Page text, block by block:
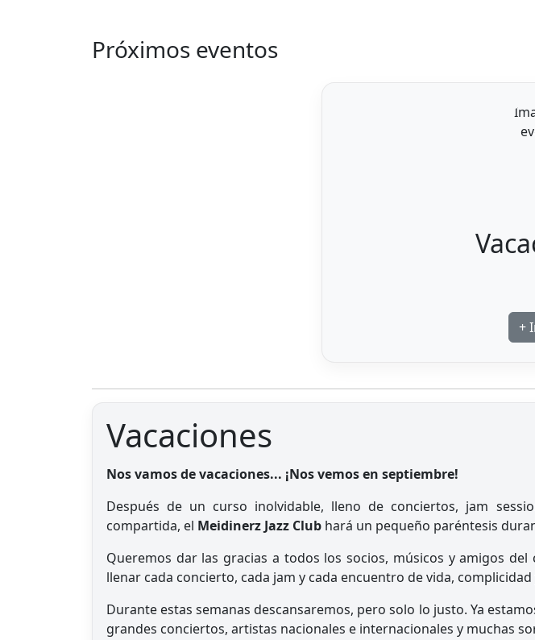
Próximos eventos
+
Vacaciones
Nos vamos de vacaciones... ¡Nos vemos en septiembre!
Después de un curso inolvidable, lleno de conciertos, jam
compartida, el Meidinerz Jazz Clubhará un pequeño paréntesis
Queremos dar las gracias a todos los socios, músicos y amigos
llenar cada concierto, cada jam y cada encuentro de vida,
Durante estas semanas descansaremos, pero solo lo justo. Ya
grandes conciertos, artistas nacionales e internacionales y muchas